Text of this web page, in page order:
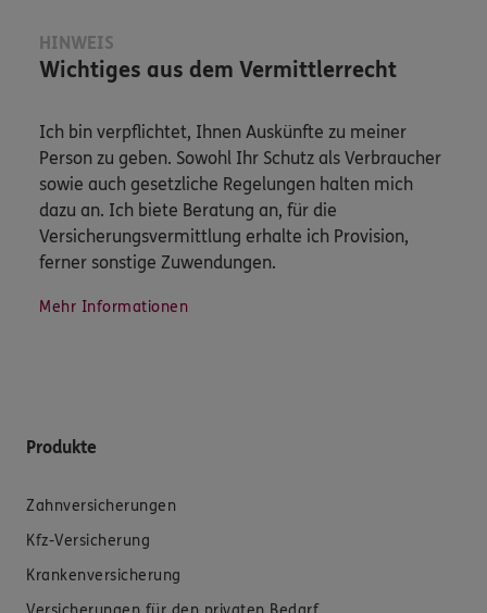
HINWEIS
Wichtiges aus dem Vermittlerrecht
Ich bin verpflichtet, Ihnen Auskünfte zu meiner
Person zu geben. Sowohl Ihr Schutz als Verbraucher
sowie auch gesetzliche Regelungen halten mich
dazu an. Ich biete Beratung an, für die
Versicherungsvermittlung erhalte ich Provision,
ferner sonstige Zuwendungen.
Mehr Informationen
Produkte
Zahnversicherungen
Kfz-Versicherung
Krankenversicherung